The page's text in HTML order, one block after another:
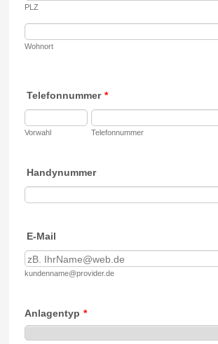
PLZ
Wohnort
Telefonnummer *
Vorwahl Telefonnummer
Handynummer
E-Mail
kundenname@provider.de
Anlagentyp *